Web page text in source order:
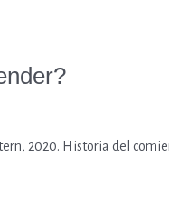
2020. Historia del